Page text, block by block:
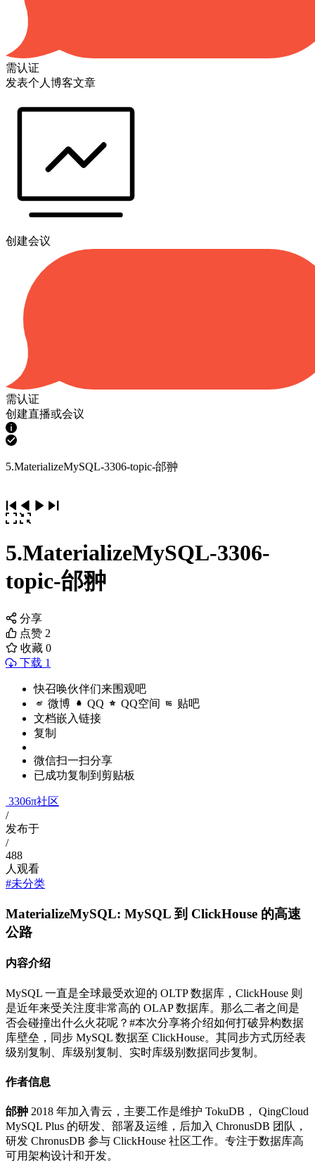
需认证
发表个人博客文章
创建会议
需认证
创建直播或会议
5.MaterializeMySQL-3306-topic-邰翀
5.MaterializeMySQL-3306-
topic-邰翀
分享
点赞 2
收藏 0
下载 1
快召唤伙伴们来围观吧
微博 QQ QQ空间 贴吧
文档嵌入链接
复制
微信扫一扫分享
已成功复制到剪贴板
3306π社区
/
发布于
/
488
人观看
#未分类
MaterializeMySQL: MySQL 到 ClickHouse 的高速
公路
内容介绍
MySQL 一直是全球最受欢迎的 OLTP 数据库，ClickHouse 则
是近年来受关注度非常高的 OLAP 数据库。那么二者之间是
否会碰撞出什么火花呢？#本次分享将介绍如何打破异构数据
库壁垒，同步 MySQL 数据至 ClickHouse。其同步方式历经表
级别复制、库级别复制、实时库级别数据同步复制。
作者信息
邰翀 2018 年加入青云，主要工作是维护 TokuDB， QingCloud
MySQL Plus 的研发、部署及运维，后加入 ChronusDB 团队，
研发 ChronusDB 参与 ClickHouse 社区工作。专注于数据库高
可用架构设计和开发。